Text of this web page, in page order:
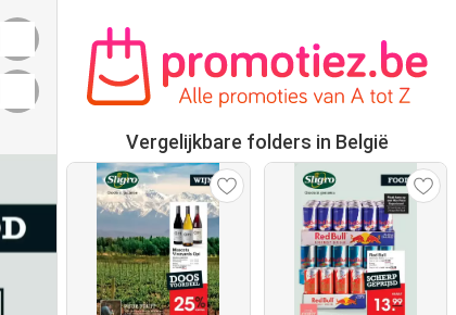
Vergelijkbare folders in België